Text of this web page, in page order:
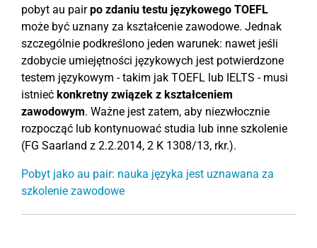
pobyt au pairpo zdaniu testu językowego TOEFL
może być uznany za kształcenie zawodowe. Jednak
szczególnie podkreślono jeden warunek: nawet jeśli
zdobycie umiejętności językowych jest potwierdzone
testem językowym - takim jak TOEFL lub IELTS - musi
istnieć konkretny związek z kształceniem
zawodowym. Ważne jest zatem, aby niezwłocznie
rozpocząć lub kontynuować studia lub inne szkolenie
(FG Saarland z 2.2.2014, 2 K 1308/13, rkr.).
Pobyt jako au pair: nauka języka jest uznawana za
szkolenie zawodowe